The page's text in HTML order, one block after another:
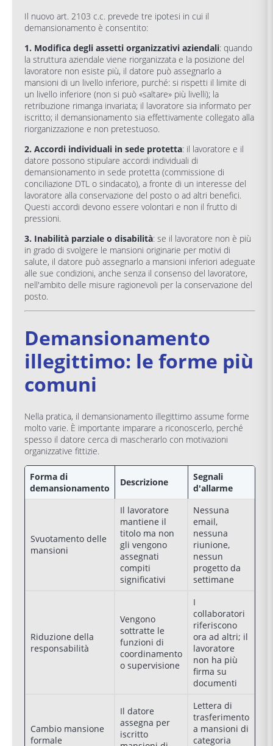
Il nuovo art. 2103 c.c. prevede tre ipotesi in cui il
demansionamento è consentito:
1. Modifica degli assetti organizzativi aziendali: quando
la struttura aziendale viene riorganizzata e la posizione del
lavoratore non esiste più, il datore può assegnarlo a
mansioni di un livello inferiore, purché: si rispetti il limite di
un livello inferiore (non si può «saltare» più livelli); la
retribuzione rimanga invariata; il lavoratore sia informato per
iscritto; il demansionamento sia effettivamente collegato alla
riorganizzazione e non pretestuoso.
2. Accordi individuali in sede protetta: il lavoratore e il
datore possono stipulare accordi individuali di
demansionamento in sede protetta (commissione di
conciliazione DTL o sindacato), a fronte di un interesse del
lavoratore alla conservazione del posto o ad altri benefici.
Questi accordi devono essere volontari e non il frutto di
pressioni.
3. Inabilità parziale o disabilità: se il lavoratore non è più
in grado di svolgere le mansioni originarie per motivi di
salute, il datore può assegnarlo a mansioni inferiori adeguate
alle sue condizioni, anche senza il consenso del lavoratore,
nell'ambito delle misure ragionevoli per la conservazione del
posto.
Demansionamento
illegittimo: le forme più
comuni
Nella pratica, il demansionamento illegittimo assume forme
molto varie. È importante imparare a riconoscerlo, perché
spesso il datore cerca di mascherarlo con motivazioni
organizzative fittizie.
Forma di
demansionamento
Descrizione
Segnali
d'allarme
Svuotamento delle
mansioni
Il lavoratore
mantiene il
titolo ma non
gli vengono
assegnati
compiti
significativi
Nessuna
email,
nessuna
riunione,
nessun
progetto da
settimane
Riduzione della
responsabilità
Vengono
sottratte le
funzioni di
coordinamento
o supervisione
I
collaboratori
riferiscono
ora ad altri; il
lavoratore
non ha più
firma su
documenti
Cambio mansione
formale
Il datore
assegna per
iscritto
Lettera di
trasferimento
a mansioni di
categoria